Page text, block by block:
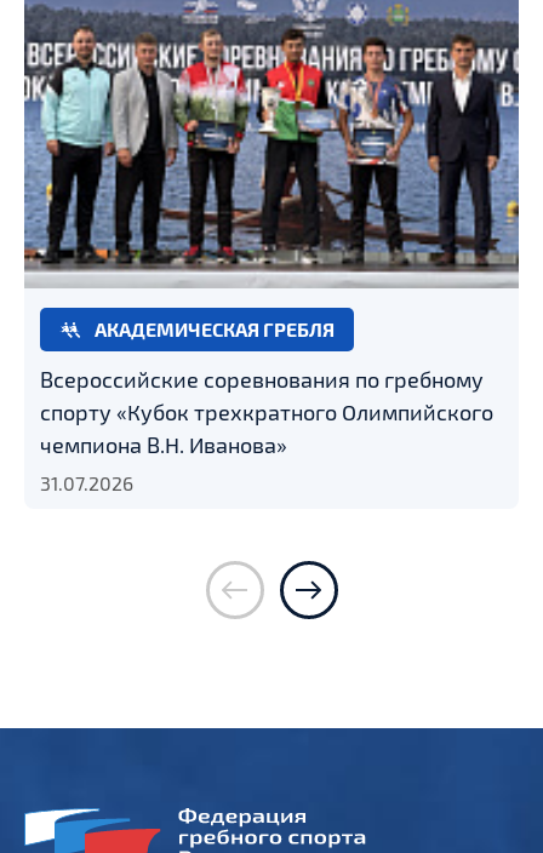
АКАДЕМИЧЕСКАЯ ГРЕБЛЯ
Всероссийские соревнования по гребному
спорту «Кубок трехкратного Олимпийского
чемпиона В.Н. Иванова»
31.07.2026